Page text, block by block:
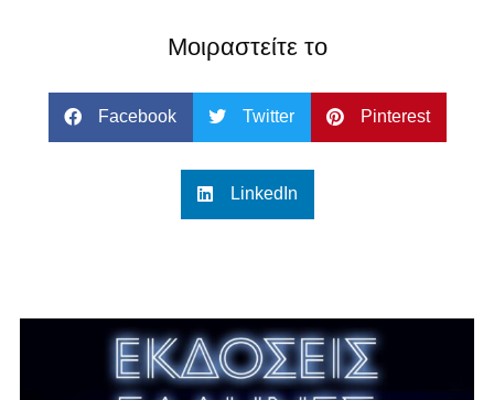
Μοιραστείτε το
Facebook Twitter Pinterest
LinkedIn